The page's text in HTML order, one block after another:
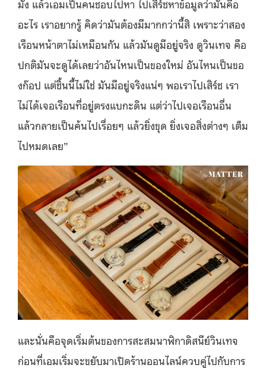
มั้ง แล้วเอมเป็นคนชอบไปหา ไปเสิร์ชหาข้อมูลว่ามันคือ
อะไร เราอยากรู้ คิดว่ามันต้องมีมากกว่านี้สิ เพราะว่าสอง
เรือนหน้าตาไม่เหมือนกัน แล้วมันดูมีอยู่จริง ดูวินเทจ คือ
ปกติมันจะดูได้เลยว่าอันไหนเป็นของใหม่ อันไหนเป็นขอ
งก๊อป แต่ชิ้นนี้ไม่ใช่ มันมีอยู่จริงแน่ๆ พอเราไปเสิร์ช เรา
ไม่ได้เจอเรือนที่อยู่ตรงแบกะดิน แต่ว่าไปเจอเรือนอื่น
แล้วกลายเป็นค้นไปเรื่อยๆ แล้วยิ่งขุด ยิ่งเจอสิ่งต่างๆ เต็ม
ไปหมดเลย”
และนั่นคือจุดเริ่มต้นของการสะสมนาฬิกาดิสนีย์วินเทจ
ก่อนที่เอมเริ่มจะขยับมาเปิดร้านออนไลน์ควบคู่ไปกับการ